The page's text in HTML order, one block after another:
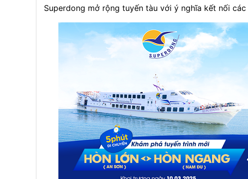
Superdong mở rộng tuyến tàu với ý nghĩa kết nối